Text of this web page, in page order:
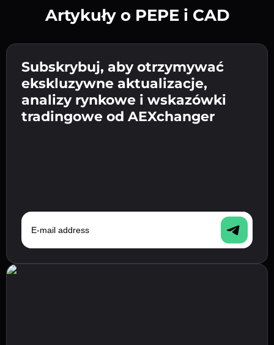
Wpisz adres swojego portfela
kryptowalutowego 👉 przejdź do następnego
kroku.
Potwierdź swoją tożsamość 👉 przejdź do
ostatniego kroku.
Wyślij depozyt 👉 odbierz kryptowalutę lub
walutę fiat w swoim portfelu.
Artykuły o PEPE i CAD
Subskrybuj, aby otrzymywać
ekskluzywne aktualizacje,
analizy rynkowe i wskazówki
tradingowe od AEXchanger
E-mail address